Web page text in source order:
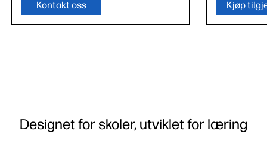
Kontakt oss Kjøp
Designet for skoler, utviklet for læring